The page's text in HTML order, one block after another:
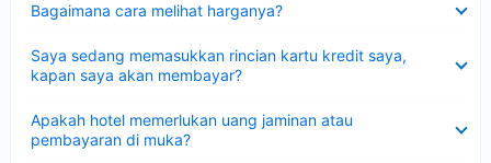
Bagaimana cara melihat harganya?
Saya sedang memasukkan rincian kartu kredit saya,
kapan saya akan membayar?
Apakah hotel memerlukan uang jaminan atau
pembayaran di muka?